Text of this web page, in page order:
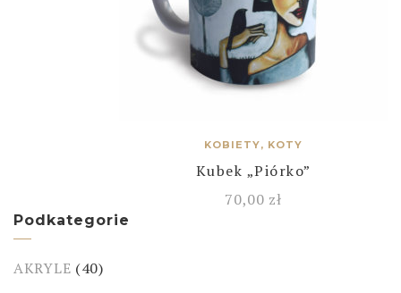
KOBIETY, KOTY
Kubek „Piórko”
70,00 zł
Podkategorie
AKRYLE (40)